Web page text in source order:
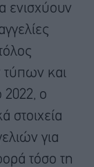
ενισχύουν
τύπων και
2022, ο
στοιχεία
για
τόσο τη